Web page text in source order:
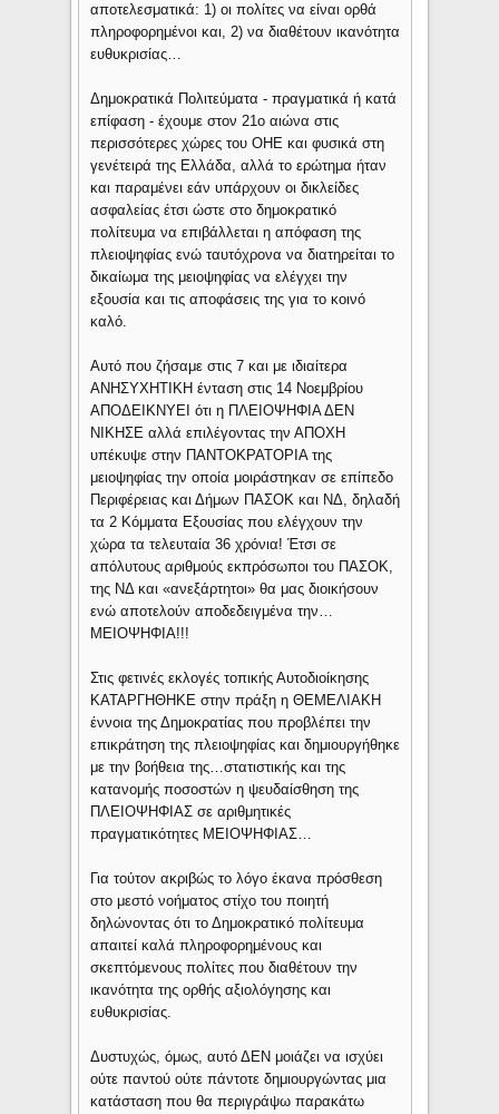
αποτελεσματικά: 1) οι πολίτες να είναι ορθά
πληροφορημένοι και, 2) να διαθέτουν ικανότητα
ευθυκρισίας…
Δημοκρατικά Πολιτεύματα - πραγματικά ή κατά
επίφαση - έχουμε στον 21ο αιώνα στις
περισσότερες χώρες του ΟΗΕ και φυσικά στη
γενέτειρά της Ελλάδα, αλλά το ερώτημα ήταν
και παραμένει εάν υπάρχουν οι δικλείδες
ασφαλείας έτσι ώστε στο δημοκρατικό
πολίτευμα να επιβάλλεται η απόφαση της
πλειοψηφίας ενώ ταυτόχρονα να διατηρείται το
δικαίωμα της μειοψηφίας να ελέγχει την
εξουσία και τις αποφάσεις της για το κοινό
καλό.
Αυτό που ζήσαμε στις 7 και με ιδιαίτερα
ΑΝΗΣΥΧΗΤΙΚΗ ένταση στις 14 Νοεμβρίου
ΑΠΟΔΕΙΚΝΥΕΙ ότι η ΠΛΕΙΟΨΗΦΙΑ ΔΕΝ
ΝΙΚΗΣΕ αλλά επιλέγοντας την ΑΠΟΧΗ
υπέκυψε στην ΠΑΝΤΟΚΡΑΤΟΡΙΑ της
μειοψηφίας την οποία μοιράστηκαν σε επίπεδο
Περιφέρειας και Δήμων ΠΑΣΟΚ και ΝΔ, δηλαδή
τα 2 Κόμματα Εξουσίας που ελέγχουν την
χώρα τα τελευταία 36 χρόνια! Έτσι σε
απόλυτους αριθμούς εκπρόσωποι του ΠΑΣΟΚ,
της ΝΔ και «ανεξάρτητοι» θα μας διοικήσουν
ενώ αποτελούν αποδεδειγμένα την…
ΜΕΙΟΨΗΦΙΑ!!!
Στις φετινές εκλογές τοπικής Αυτοδιοίκησης
ΚΑΤΑΡΓΗΘΗΚΕ στην πράξη η ΘΕΜΕΛΙΑΚΗ
έννοια της Δημοκρατίας που προβλέπει την
επικράτηση της πλειοψηφίας και δημιουργήθηκε
με την βοήθεια της…στατιστικής και της
κατανομής ποσοστών η ψευδαίσθηση της
ΠΛΕΙΟΨΗΦΙΑΣ σε αριθμητικές
πραγματικότητες ΜΕΙΟΨΗΦΙΑΣ…
Για τούτον ακριβώς το λόγο έκανα πρόσθεση
στο μεστό νοήματος στίχο του ποιητή
δηλώνοντας ότι το Δημοκρατικό πολίτευμα
απαιτεί καλά πληροφορημένους και
σκεπτόμενους πολίτες που διαθέτουν την
ικανότητα της ορθής αξιολόγησης και
ευθυκρισίας.
Δυστυχώς, όμως, αυτό ΔΕΝ μοιάζει να ισχύει
ούτε παντού ούτε πάντοτε δημιουργώντας μια
κατάσταση που θα περιγράψω παρακάτω